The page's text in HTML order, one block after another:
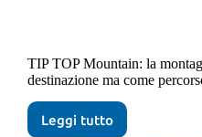
TIP TOP Mountain: la
destinazione ma come
Leggi tutto